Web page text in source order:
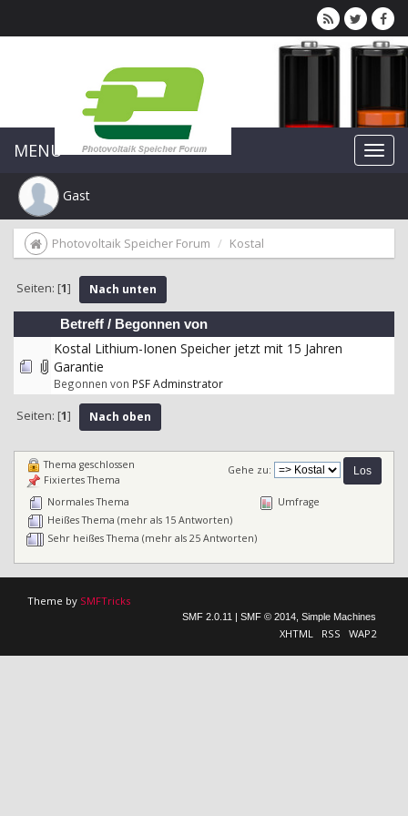
MENU
Gast
Photovoltaik Speicher Forum Kostal
Seiten: [1] Nach unten
Betreff / Begonnen von
Kostal Lithium-Ionen Speicher jetzt mit 15 Jahren
Garantie
Begonnen von PSF Adminstrator
Seiten: [1] Nach oben
Gehe zu:
Normales Thema
Heißes Thema (mehr als 15 Antworten)
Sehr heißes Thema (mehr als 25 Antworten)
Thema geschlossen
Fixiertes Thema
Umfrage
Theme by SMFTricks
SMF 2.0.11 SMF © 2014 Simple Machines
XHTML RSS WAP2